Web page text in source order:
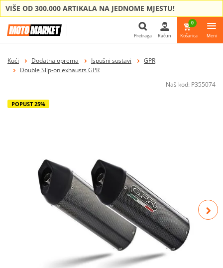
VIŠE OD 300.000 ARTIKALA NA JEDNOME MJESTU!
Pretraga Račun
0
Košarica Meni
Kući Dodatna oprema Ispušni sustavi
GPR
Double Slip-on exhausts GPR
Naš kod: P355074
POPUST 25%